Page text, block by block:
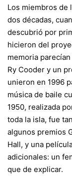
Los miembros de
dos décadas,
descubrió por
hicieron del
memoria
Ry Cooder y un
unieron en 1996
música de baile
1950, realizada
toda la isla, fue
algunos premios
Hall, y una
adicionales: un
que de explicar.